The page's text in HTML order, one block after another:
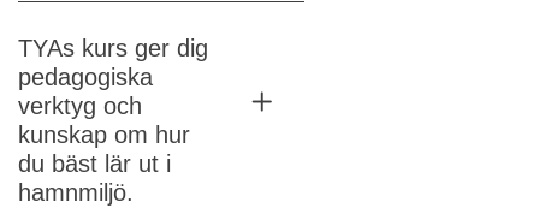
TYAs kurs ger dig
pedagogiska
verktyg och
kunskap om hur
du bäst lär ut i
hamnmiljö.